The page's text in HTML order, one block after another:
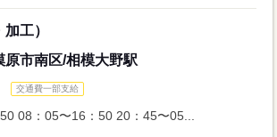
工）
原市南区/相模大野駅
交通費一部支給
08：05〜16：50 20：45〜05...